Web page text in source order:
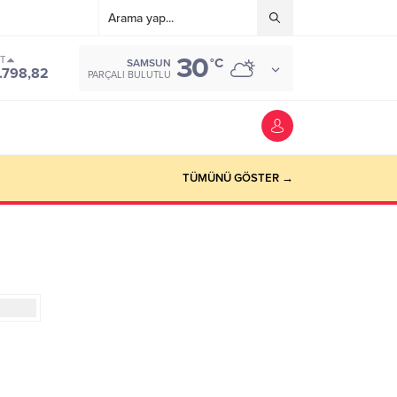
SAMSUN
PARÇALI BULUTLU 30°C
TÜMÜNÜ GÖSTER →